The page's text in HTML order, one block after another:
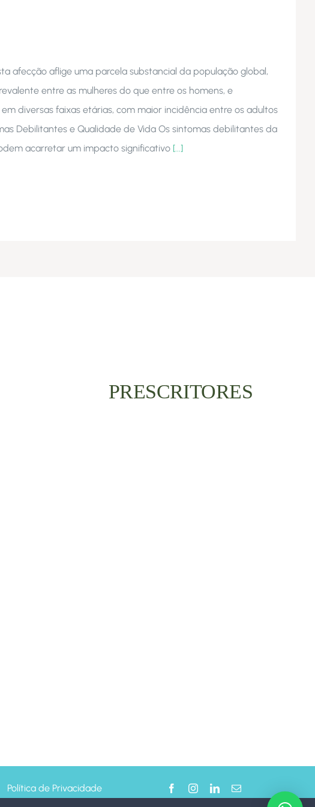
afecção aflige uma parcela substancial da população global,
entre as mulheres do que entre os homens, e
diversas faixas etárias, com maior incidência entre os adultos
Debilitantes e Qualidade de Vida Os sintomas debilitantes da
acarretar um impacto significativo [...]
PRESCRITORES
Política de Privacidade